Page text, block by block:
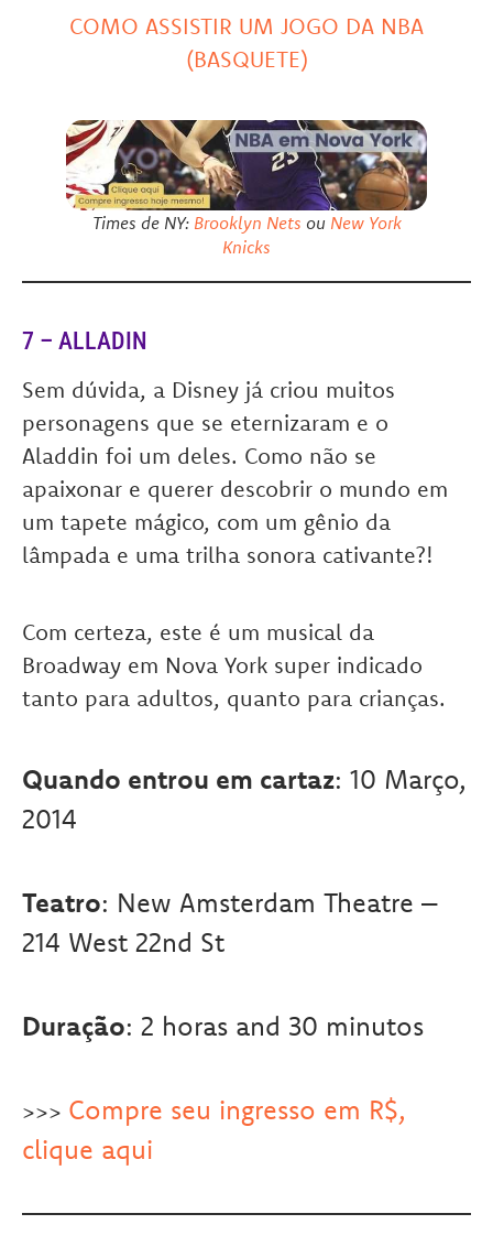
COMO ASSISTIR UM JOGO DA NBA
(BASQUETE)
Times de NY: Brooklyn Nets ou New York
Knicks
7 – ALLADIN
Sem dúvida, a Disney já criou muitos
personagens que se eternizaram e o
Aladdin foi um deles. Como não se
apaixonar e querer descobrir o mundo em
um tapete mágico, com um gênio da
lâmpada e uma trilha sonora cativante?!
Com certeza, este é um musical da
Broadway em Nova York super indicado
tanto para adultos, quanto para crianças.
Quando entrou em cartaz: 10 Março,
2014
Teatro: New Amsterdam Theatre –
214 West 22nd St
Duração: 2 horas and 30 minutos
>>> Compre seu ingresso em R$,
clique aqui